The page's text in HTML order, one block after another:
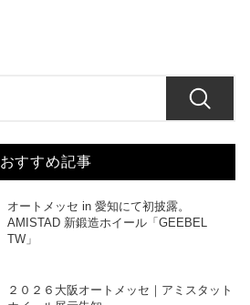
おすすめ記事
オートメッセ in 愛知にて初披露。
AMISTAD 新鍛造ホイール「GEEBEL
TW」
２０２６大阪オートメッセ｜アミスタット